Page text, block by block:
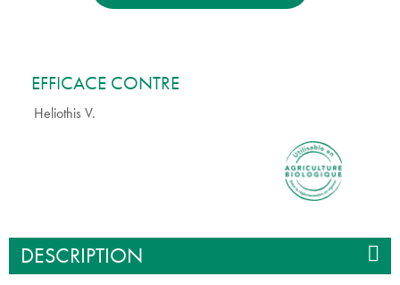
EFFICACE CONTRE
Heliothis V.
DESCRIPTION